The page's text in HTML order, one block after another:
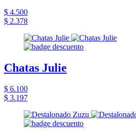
$ 4.500
$ 2.378
Chatas Julie
$ 6.100
$ 3.197